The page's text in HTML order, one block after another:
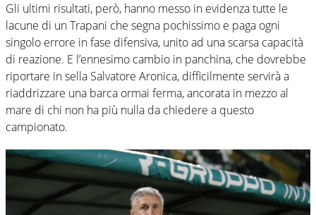
Gli ultimi risultati, però, hanno messo in evidenza tutte le
lacune di un Trapani che segna pochissimo e paga ogni
singolo errore in fase difensiva, unito ad una scarsa capacità
di reazione. E l’ennesimo cambio in panchina, che dovrebbe
riportare in sella Salvatore Aronica, difficilmente servirà a
riaddrizzare una barca ormai ferma, ancorata in mezzo al
mare di chi non ha più nulla da chiedere a questo
campionato.